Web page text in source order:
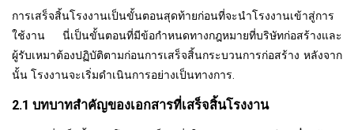
การเสร็จสิ้นโรงงานเป็นขั้นตอนสุดท้ายก่อนที่จะนำโรงงานเข้าสู่การ
ใช้งาน นี่เป็นขั้นตอนที่มีข้อกำหนดทางกฎหมายที่บริษัทก่อสร้างและ
ผู้รับเหมาต้องปฏิบัติตามก่อนการเสร็จสิ้นกระบวนการก่อสร้าง หลังจาก
นั้น โรงงานจะเริ่มดำเนินการอย่างเป็นทางการ
2.1 บทบาทสำคัญของเอกสารที่เสร็จสิ้นโรงงาน